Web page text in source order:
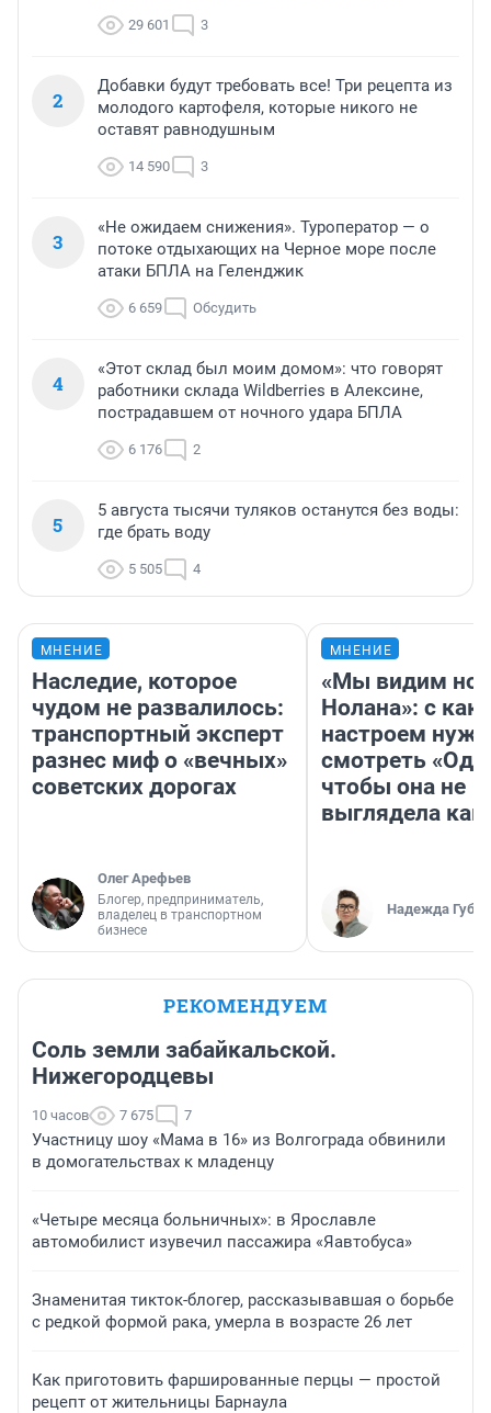
29 601 3
2
Добавки будут требовать все! Три рецепта из
молодого картофеля, которые никого не
оставят равнодушным
14 590 3
3
«Не ожидаем снижения». Туроператор — о
потоке отдыхающих на Черное море после
атаки БПЛА на Геленджик
6 659 Обсудить
4
«Этот склад был моим домом»: что говорят
работники склада Wildberries в Алексине,
пострадавшем от ночного удара БПЛА
6 176 2
5
5 августа тысячи туляков останутся без воды:
где брать воду
5 505 4
МНЕНИЕ
Наследие, которое
чудом не развалилось:
транспортный эксперт
разнес миф о «вечных»
советских дорогах
Олег Арефьев
Блогер, предприниматель,
владелец в транспортном
бизнесе
МНЕНИЕ
«Мы видим
Нолана»: с
настроем
смотреть
чтобы она не
выглядела как
Надежда
РЕКОМЕНДУЕМ
Соль земли забайкальской.
Нижегородцевы
10 часов 7 675 7
Участницу шоу «Мама в 16» из Волгограда обвинили
в домогательствах к младенцу
«Четыре месяца больничных»: в Ярославле
автомобилист изувечил пассажира «Яавтобуса»
Знаменитая тикток-блогер, рассказывавшая о борьбе
с редкой формой рака, умерла в возрасте 26 лет
Как приготовить фаршированные перцы — простой
рецепт от жительницы Барнаула